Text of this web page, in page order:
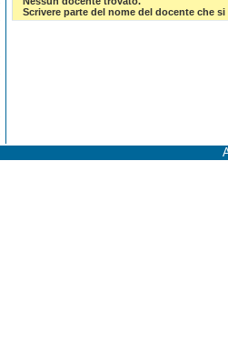
Scrivere parte del nome del docente che